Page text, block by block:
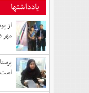
یادداشتها
از
مهر
است